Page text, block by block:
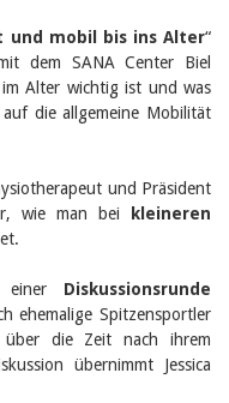
und mobil bis ins Alter“
dem SANA Center Biel
Alter wichtig ist und was
die allgemeine Mobilität
und Präsident
wie man bei
kleineren
einer Diskussionsrunde
ehemalige Spitzensportler
die Zeit nach ihrem
übernimmt Jessica